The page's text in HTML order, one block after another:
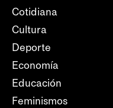
Cotidiana
Cultura
Deporte
Economía
Educación
Feminismos